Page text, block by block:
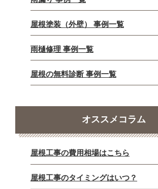
屋根塗装（外壁） 事例一覧
雨樋修理 事例一覧
屋根の無料診断 事例一覧
オススメコラム
屋根工事の費用相場はこちら
屋根工事のタイミングはいつ？